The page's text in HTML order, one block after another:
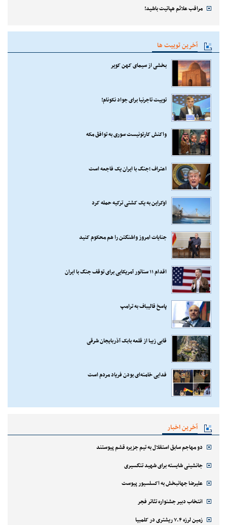
مراقب علائم هپاتیت باشید!
آخرین توییت ها
بخشی از سیمای کهن کویر
توییت تاجرنیا برای جواد نکونام!
واکنش کارتونیست سوری به توافق مکه
اعتراف ؛جنگ با ایران یک فاجعه است
اوکراین به یک کشتی ترکیه حمله کرد
جنایات امروز واشنگتن را هم محکوم کنید
اقدام ۱۱ سناتور آمریکایی برای توقف جنگ با ایران
پاسخ قالیباف به ترامپ
قابی زیبا از قلعه بابک آذربایجان شرقی
فدایی خامنه‌ای بودن فریاد مردم است
آخرین اخبار
دو مهاجم سابق استقلال به تیم جزیره قشم پیوستند
جانشینی شایسته برای شهید تنگسیری
علیرضا جهانبخش به اکسلسیور پیوست
انتخاب دبیر جشنواره تئاتر فجر
زمین لرزه ۷.۴ ریشتری در کلمبیا